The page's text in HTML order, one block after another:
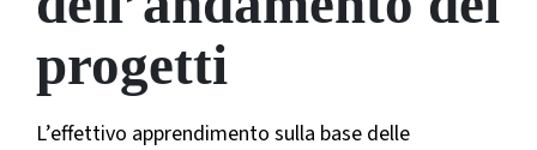
progetti
L’effettivo apprendimento sulla base delle